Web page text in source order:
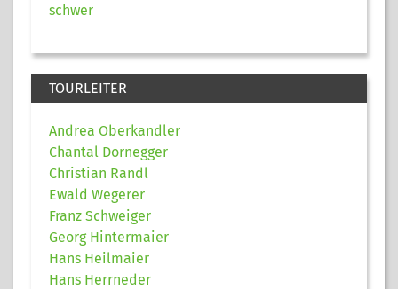
schwer
TOURLEITER
Andrea Oberkandler
Chantal Dornegger
Christian Randl
Ewald Wegerer
Franz Schweiger
Georg Hintermaier
Hans Heilmaier
Hans Herrneder